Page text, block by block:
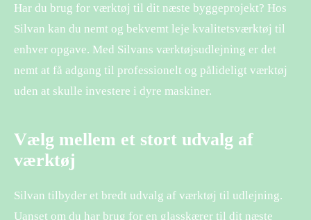
Har du brug for værktøj til dit næste byggeprojekt? Hos
Silvan kan du nemt og bekvemt leje kvalitetsværktøj til
enhver opgave. Med Silvans værktøjsudlejning er det
nemt at få adgang til professionelt og pålideligt værktøj
uden at skulle investere i dyre maskiner.
Vælg mellem et stort udvalg af
værktøj
Silvan tilbyder et bredt udvalg af værktøj til udlejning.
Uanset om du har brug for en glasskærer til dit næste